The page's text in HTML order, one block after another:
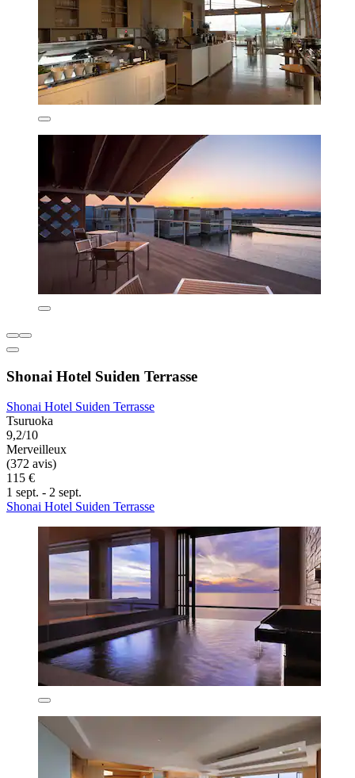
Shonai Hotel Suiden Terrasse
Shonai Hotel Suiden Terrasse
Tsuruoka
9,2/10
Merveilleux
(372 avis)
115 €
1 sept. - 2 sept.
Shonai Hotel Suiden Terrasse